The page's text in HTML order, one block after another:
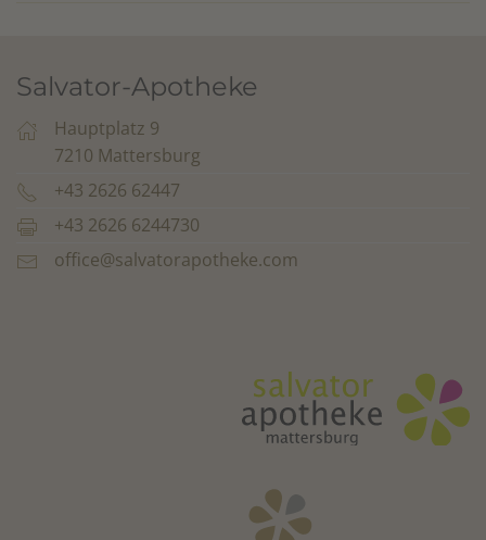
Salvator-Apotheke
Hauptplatz 9
7210 Mattersburg
+43 2626 62447
+43 2626 6244730
office@salvatorapotheke.com